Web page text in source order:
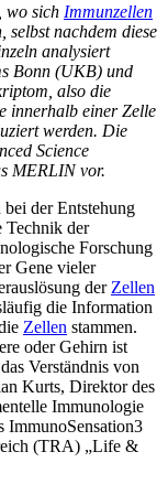
wo sich Immunzellen
nachdem diese
analysiert
Bonn (UKB) und
also die
innerhalb einer Zelle
werden. Die
Science
MERLIN vor.
der Entstehung
Technik der
Forschung
Gene vieler
der Zellen
die Information
Zellen stammen.
oder Gehirn ist
Verständnis von
Kurts, Direktor des
Immunologie
(TRA) „Life &